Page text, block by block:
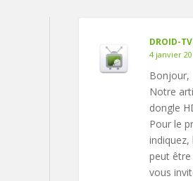
DROID-
4 janvier
Bonjour,
Notre
dongle
Pour le
indiquez,
peut
vous